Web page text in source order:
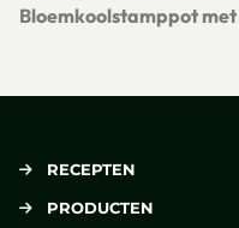
Bloemkoolstamppot
RECEPTEN
PRODUCTEN